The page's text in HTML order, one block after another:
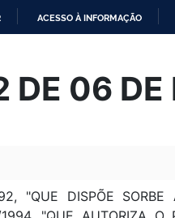
ACESSO À INFORMAÇÃO
DE 06
"QUE DISPÕE SORBE